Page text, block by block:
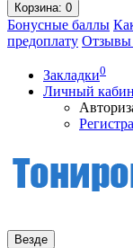
Корзина: 0
Бонусные баллы
предоплату Отзывы
Закладки0
Личный
Везде